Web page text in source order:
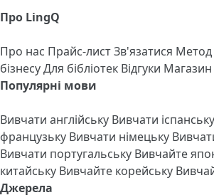
Про LingQ
Про нас Прайс-листЗв'язатися Метод
бізнесуДля бібліотек Відгуки Магазин
Популярні мови
Вивчати англійську Вивчати іспанську
французьку Вивчати німецьку
Вивчати португальську Вивчайте
китайську Вивчайте корейську
Джерела